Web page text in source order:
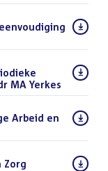
MA Yerkes (PDF)
Arbeid en
Zorg